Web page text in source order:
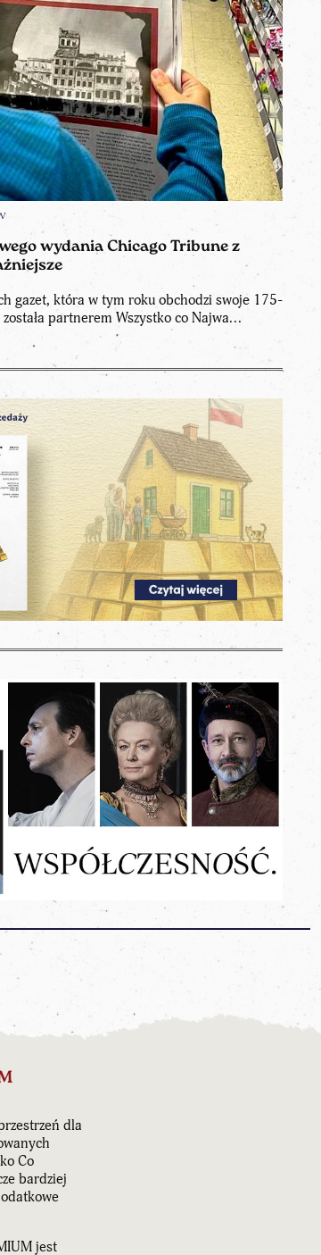
wydania Chicago Tribune z
gazet, która w tym roku obchodzi swoje 175-
partnerem Wszystko co Najwa...
dla
Co
bardziej
jest